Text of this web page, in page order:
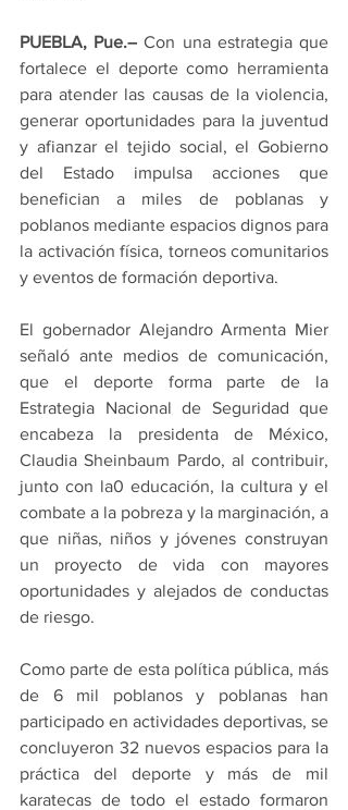
PUEBLA, Pue.– Con una estrategia que
fortalece el deporte como herramienta
para atender las causas de la violencia,
generar oportunidades para la juventud
y afianzar el tejido social, el Gobierno
del Estado impulsa acciones que
benefician a miles de poblanas y
poblanos mediante espacios dignos para
la activación física, torneos comunitarios
y eventos de formación deportiva.
El gobernador Alejandro Armenta Mier
señaló ante medios de comunicación,
que el deporte forma parte de la
Estrategia Nacional de Seguridad que
encabeza la presidenta de México,
Claudia Sheinbaum Pardo, al contribuir,
junto con la0 educación, la cultura y el
combate a la pobreza y la marginación, a
que niñas, niños y jóvenes construyan
un proyecto de vida con mayores
oportunidades y alejados de conductas
de riesgo.
Como parte de esta política pública, más
de 6 mil poblanos y poblanas han
participado en actividades deportivas, se
concluyeron 32 nuevos espacios para la
práctica del deporte y más de mil
karatecas de todo el estado formaron